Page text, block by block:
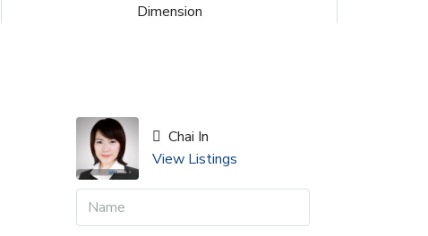
Dimension
Chai In
View Listings